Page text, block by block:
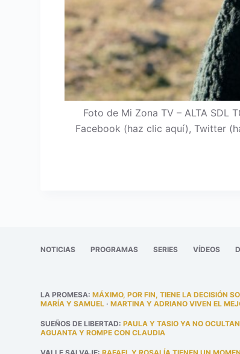
Foto de Mi Zona TV – ALTA SDL
Facebook (haz clic aquí), Twitter
NOTICIAS PROGRAMAS SERIES VÍDEOS
LA PROMESA:MÁXIMO, POR FIN, TIENE LA DECISIÓN
MARÍA Y SAMUEL ·MARTINA Y ADRIANO VIVEN EL
SUEÑOS DE LIBERTAD:PAULA Y TASIO YA NO
AGUANTA Y ROMPE CON CLAUDIA